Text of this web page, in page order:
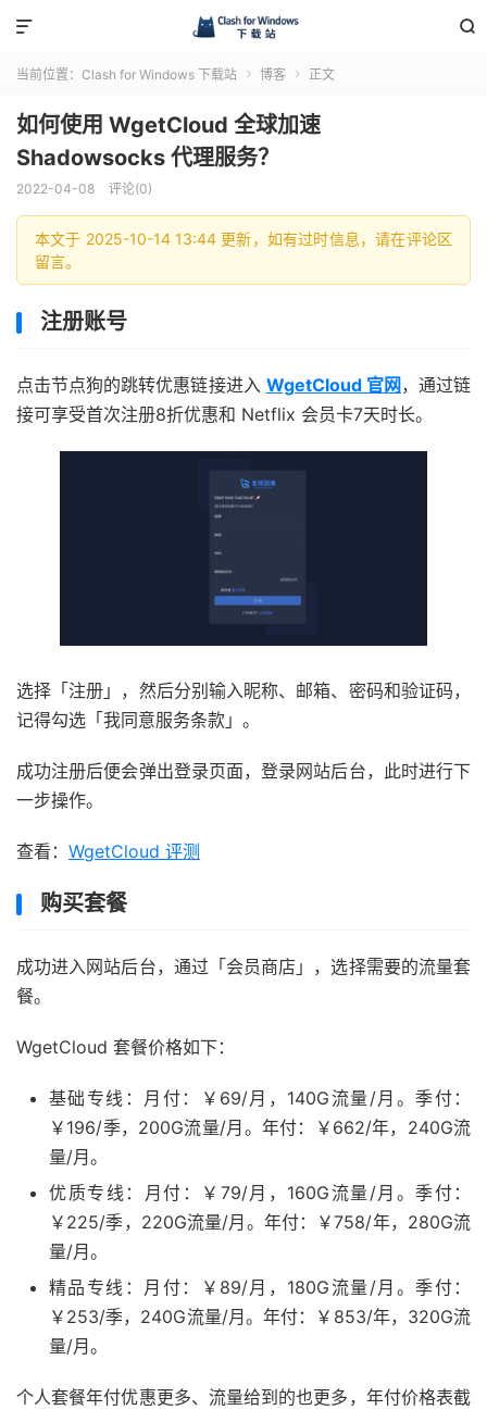


当前位置： Clash for Windows 下载站  博客  正文
如何使用 WgetCloud 全球加速
Shadowsocks 代理服务？
2022-04-08 评论(0)
本文于 2025-10-14 13:44 更新，如有过时信息，请在评论区
留言。
注册账号
点击节点狗的跳转优惠链接进入 WgetCloud 官网 ，通过链
接可享受首次注册8折优惠和 Netflix 会员卡7天时长。
选择「注册」，然后分别输入昵称、邮箱、密码和验证码，
记得勾选「我同意服务条款」。
成功注册后便会弹出登录页面，登录网站后台，此时进行下
一步操作。
查看： WgetCloud 评测
购买套餐
成功进入网站后台，通过「会员商店」，选择需要的流量套
餐。
WgetCloud 套餐价格如下：
基础专线：月付：￥69/月，140G流量/月。季付：
￥196/季，200G流量/月。年付：￥662/年，240G流
量/月。
优质专线：月付：￥79/月，160G流量/月。季付：
￥225/季，220G流量/月。年付：￥758/年，280G流
量/月。
精品专线：月付：￥89/月，180G流量/月。季付：
￥253/季，240G流量/月。年付：￥853/年，320G流
量/月。
个人套餐年付优惠更多、流量给到的也更多，年付价格表截